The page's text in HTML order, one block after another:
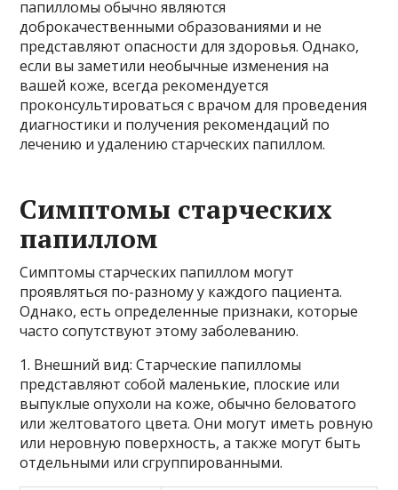
папилломы обычно являются
доброкачественными образованиями и не
представляют опасности для здоровья. Однако,
если вы заметили необычные изменения на
вашей коже, всегда рекомендуется
проконсультироваться с врачом для проведения
диагностики и получения рекомендаций по
лечению и удалению старческих папиллом.
Симптомы старческих
папиллом
Симптомы старческих папиллом могут
проявляться по-разному у каждого пациента.
Однако, есть определенные признаки, которые
часто сопутствуют этому заболеванию.
1. Внешний вид: Старческие папилломы
представляют собой маленькие, плоские или
выпуклые опухоли на коже, обычно беловатого
или желтоватого цвета. Они могут иметь ровную
или неровную поверхность, а также могут быть
отдельными или сгруппированными.